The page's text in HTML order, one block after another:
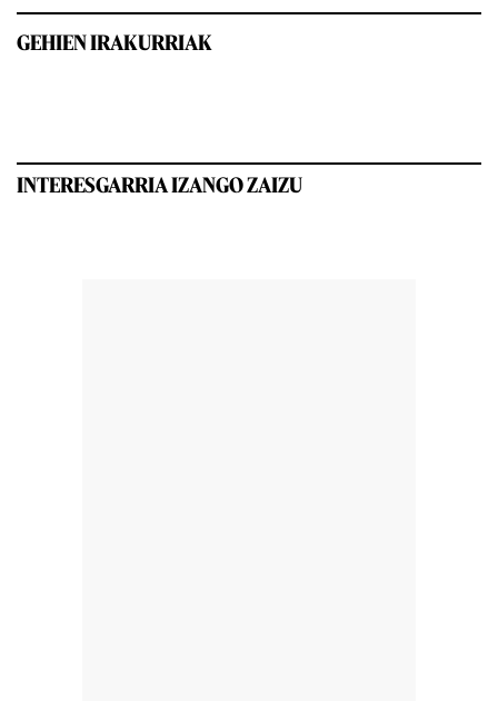
GEHIEN IRAKURRIAK
INTERESGARRIA IZANGO ZAIZU